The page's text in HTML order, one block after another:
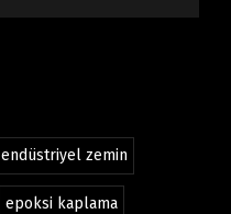
endüstriyel zemin
epoksi kaplama